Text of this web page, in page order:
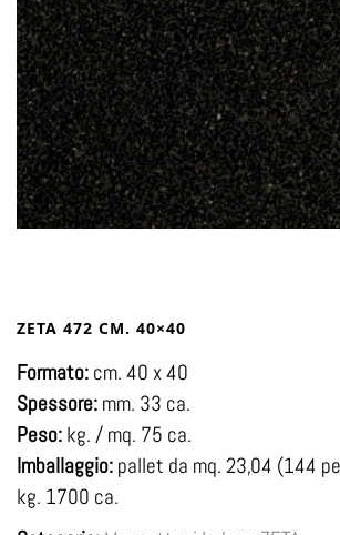
ZETA 472 CM. 40×40
Formato: cm. 40 x 40
Spessore: mm. 33 ca.
Peso: kg. / mq. 75 ca.
Imballaggio: pallet da mq. 23,04 (144
kg. 1700 ca.